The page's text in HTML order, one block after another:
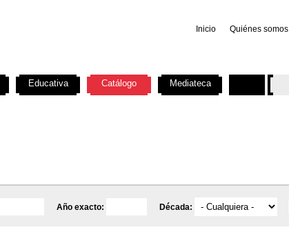
Inicio Quiénes somos
Año exacto: Década:
Educativa Catálogo Mediateca